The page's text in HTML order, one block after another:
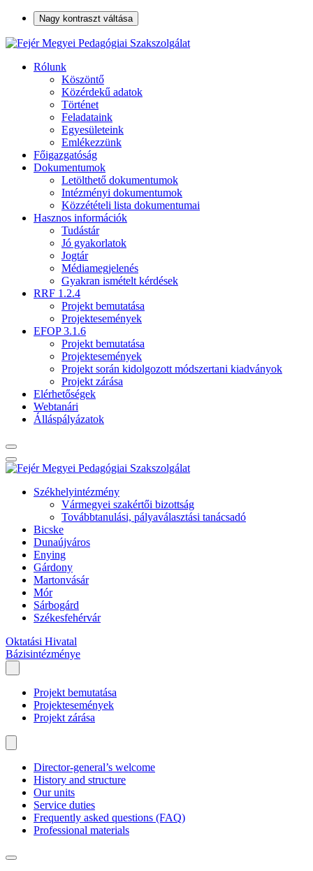
Nagy kontraszt váltása
Rólunk
Köszöntő
Közérdekű adatok
Történet
Feladataink
Egyesületeink
Emlékezzünk
Főigazgatóság
Dokumentumok
Letölthető dokumentumok
Intézményi dokumentumok
Közzétételi lista dokumentumai
Hasznos információk
Tudástár
Jó gyakorlatok
Jogtár
Médiamegjelenés
Gyakran ismételt kérdések
RRF 1.2.4
Projekt bemutatása
Projektesemények
EFOP 3.1.6
Projekt bemutatása
Projektesemények
Projekt során kidolgozott módszertani kiadványok
Projekt zárása
Elérhetőségek
Webtanári
Álláspályázatok
Székhelyintézmény
Vármegyei szakértői bizottság
Továbbtanulási, pályaválasztási tanácsadó
Bicske
Dunaújváros
Enying
Gárdony
Martonvásár
Mór
Sárbogárd
Székesfehérvár
Oktatási Hivatal
Bázisintézménye
Projekt bemutatása
Projektesemények
Projekt zárása
Director-general’s welcome
History and structure
Our units
Service duties
Frequently asked questions (FAQ)
Professional materials